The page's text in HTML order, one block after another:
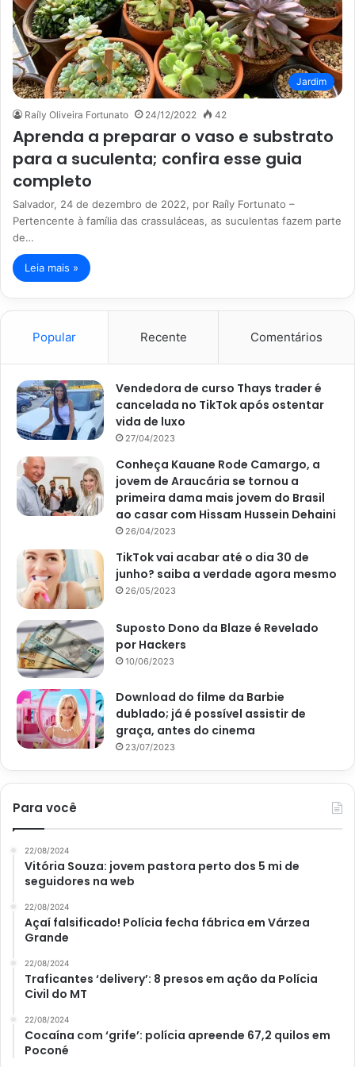
Jardim
Raíly Oliveira Fortunato 24/12/2022 42
Aprenda a preparar o vaso e substrato
para a suculenta; confira esse guia
completo
Salvador, 24 de dezembro de 2022, por Raíly Fortunato –
Pertencente à família das crassuláceas, as suculentas fazem parte
de…
Leia mais »
Popular Recente Comentários
Vendedora de curso Thays trader é
cancelada no TikTok após ostentar
vida de luxo
27/04/2023
Conheça Kauane Rode Camargo, a
jovem de Araucária se tornou a
primeira dama mais jovem do Brasil
ao casar com Hissam Hussein Dehaini
26/04/2023
TikTok vai acabar até o dia 30 de
junho? saiba a verdade agora mesmo
26/05/2023
Suposto Dono da Blaze é Revelado
por Hackers
10/06/2023
Download do filme da Barbie
dublado; já é possível assistir de
graça, antes do cinema
23/07/2023
Para você
22/08/2024
Vitória Souza: jovem pastora perto dos 5 mi de
seguidores na web
22/08/2024
Açaí falsificado! Polícia fecha fábrica em Várzea
Grande
22/08/2024
Traficantes ‘delivery’: 8 presos em ação da Polícia
Civil do MT
22/08/2024
Cocaína com ‘grife’: polícia apreende 67,2 quilos em
Poconé